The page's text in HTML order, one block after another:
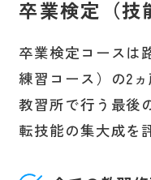
卒業検定（技
卒業検定コースは
練習コース）の2ヵ
教習所で行う最後
転技能の集大成を